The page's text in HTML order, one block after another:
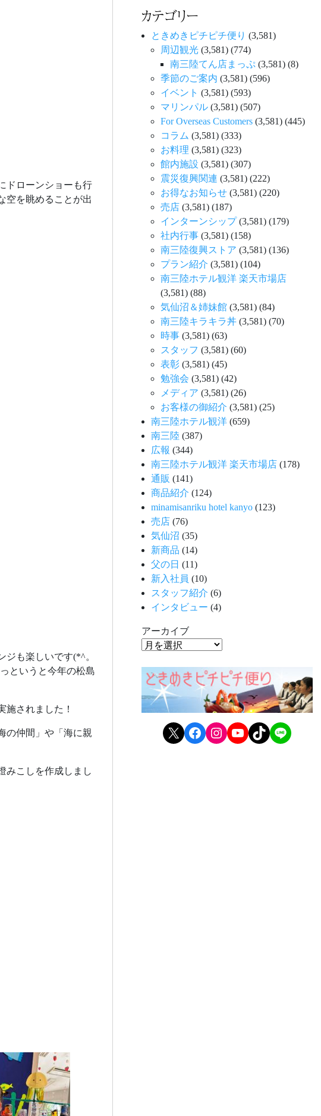
ドローンショーも行
空を眺めることが出
も楽しいです(*^。
というと今年の松島
施されました！
の仲間」や「海に親
みこしを作成しまし
カテゴリー
ときめきピチピチ便り (3,581)
周辺観光 (3,581) (774)
南三陸てん店まっぷ (3,581) (8)
季節のご案内 (3,581) (596)
イベント (3,581) (593)
マリンパル (3,581) (507)
For Overseas Customers (3,581) (445)
コラム (3,581) (333)
お料理 (3,581) (323)
館内施設 (3,581) (307)
震災復興関連 (3,581) (222)
お得なお知らせ (3,581) (220)
売店 (3,581) (187)
インターンシップ(3,581) (179)
社内行事 (3,581) (158)
南三陸復興ストア (3,581) (136)
プラン紹介 (3,581) (104)
南三陸ホテル観洋 楽天市場店
(3,581) (88)
気仙沼＆姉妹館 (3,581) (84)
南三陸キラキラ丼 (3,581) (70)
時事 (3,581) (63)
スタッフ (3,581) (60)
表彰 (3,581) (45)
勉強会 (3,581) (42)
メディア (3,581) (26)
お客様の御紹介 (3,581) (25)
南三陸ホテル観洋 (659)
南三陸 (387)
広報 (344)
南三陸ホテル観洋 楽天市場店 (178)
通販 (141)
商品紹介 (124)
minamisanriku hotel kanyo (123)
売店 (76)
気仙沼 (35)
新商品 (14)
父の日 (11)
新入社員 (10)
スタッフ紹介 (6)
インタビュー (4)
アーカイブ
X Facebook Instagram YouTube TikTok LINE